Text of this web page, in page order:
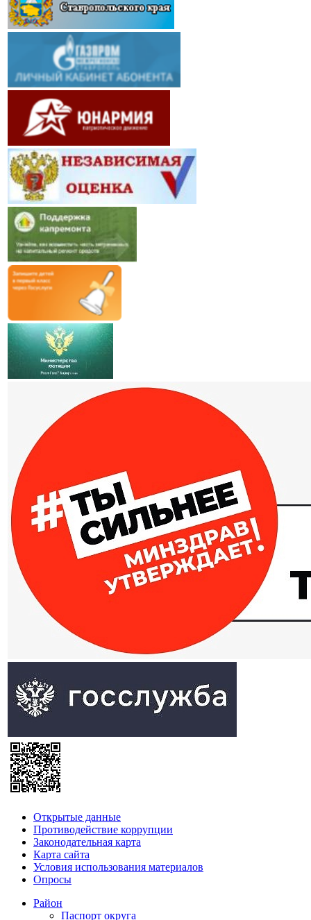
Открытые данные
Противодействие коррупции
Законодательная карта
Карта сайта
Условия использования материалов
Опросы
Район
Паспорт округа